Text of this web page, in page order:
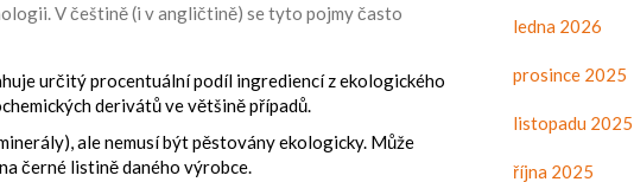
V češtině (i v angličtině) se tyto pojmy často
určitý procentuální podíl ingrediencí z ekologického
derivátů ve většině případů.
ale nemusí být pěstovány ekologicky. Může
černé listině daného výrobce.
ledna 2026
prosince 2025
listopadu 2025
října 2025